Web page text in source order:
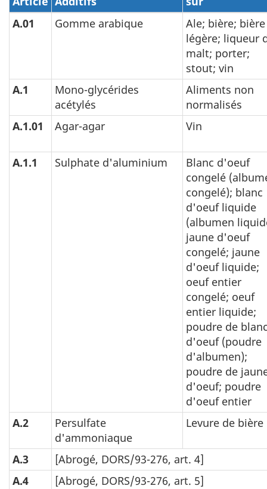
A.01
Gomme arabique
Ale; bière; bière
légère; liqueur
malt; porter;
stout; vin
A.1
Mono-glycérides
acétylés
Aliments non
normalisés
A.1.01
Agar-agar Vin
A.1.1 Sulphate d'aluminium
Blanc d'oeuf
congelé
congelé); blanc
d'oeuf liquide
(albumen
jaune d'oeuf
congelé; jaune
d'oeuf liquide;
oeuf entier
congelé; oeuf
entier liquide;
poudre de
d'oeuf (poudre
d'albumen);
poudre de
d'oeuf; poudre
d'oeuf entier
A.2
Persulfate
d'ammoniaque
Levure de bière
A.3
[Abrogé, DORS/93-276, art. 4]
A.4
[Abrogé, DORS/93-276, art. 5]